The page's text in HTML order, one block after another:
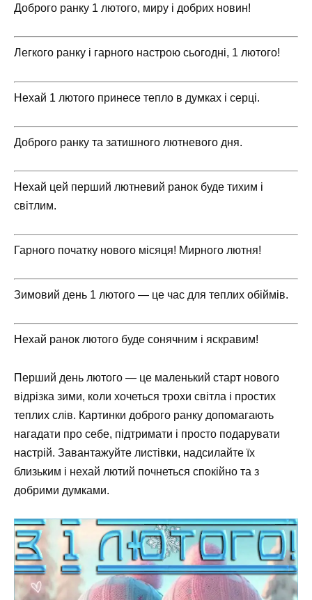
Доброго ранку 1 лютого, миру і добрих новин!
Легкого ранку і гарного настрою сьогодні, 1 лютого!
Нехай 1 лютого принесе тепло в думках і серці.
Доброго ранку та затишного лютневого дня.
Нехай цей перший лютневий ранок буде тихим і
світлим.
Гарного початку нового місяця! Мирного лютня!
Зимовий день 1 лютого — це час для теплих обіймів.
Нехай ранок лютого буде сонячним і яскравим!
Перший день лютого — це маленький старт нового
відрізка зими, коли хочеться трохи світла і простих
теплих слів. Картинки доброго ранку допомагають
нагадати про себе, підтримати і просто подарувати
настрій. Завантажуйте листівки, надсилайте їх
близьким і нехай лютий почнеться спокійно та з
добрими думками.